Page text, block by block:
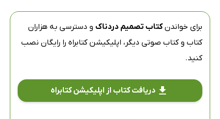
برای خواندنکتاب تصمیم دردناک و دسترسی به هزاران
کتاب و کتاب صوتی دیگر، اپلیکیشن کتابراه را رایگان نصب
کنید.
دریافت کتاب از اپلیکیشن کتابراه